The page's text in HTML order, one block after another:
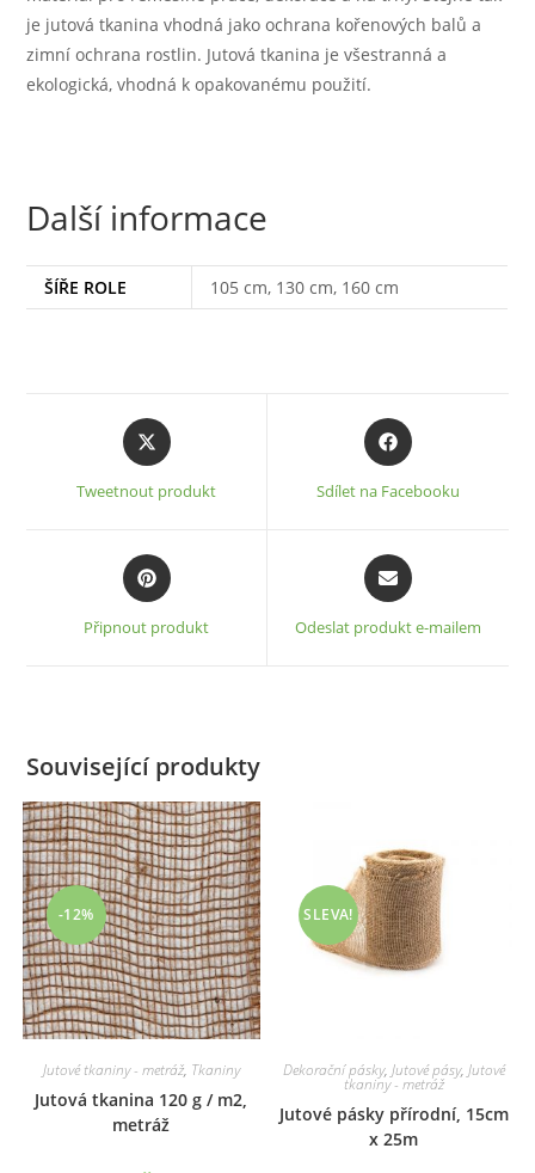
je jutová tkanina vhodná jako ochrana kořenových balů a
zimní ochrana rostlin. Jutová tkanina je všestranná a
ekologická, vhodná k opakovanému použití.
Další informace
ŠÍŘE ROLE 105 cm, 130 cm, 160 cm
Opens
in
new
Tweetnout produkt
Opens
in
new
Sdílet na Facebooku
Opens
in
new
Připnout produkt
Opens
in
new
Odeslat produkt e-mailem
Související produkty
-12%
Jutové tkaniny - metráž, Tkaniny
Jutová tkanina 120 g / m2,
metráž
SLEVA!
Dekorační pásky, Jutové pásy, Jutové
tkaniny - metráž
Jutové pásky přírodní, 15cm
x 25m